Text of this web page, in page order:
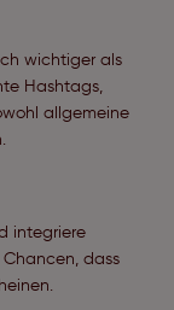
wichtiger als
Hashtags,
allgemeine
integriere
dass